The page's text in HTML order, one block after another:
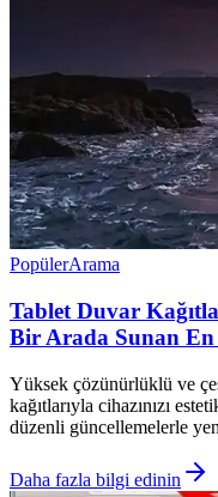
PopülerArama
Tablet Duvar
Bir Arada Sunan En
Yüksek çözünürlüklü ve
kağıtlarıyla cihazınızı
düzenli güncellemelerle
Daha fazla bilgi edinin